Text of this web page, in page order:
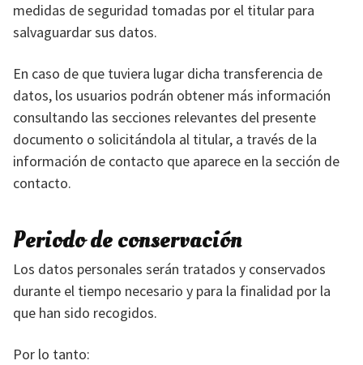
medidas de seguridad tomadas por el titular para
salvaguardar sus datos.
En caso de que tuviera lugar dicha transferencia de
datos, los usuarios podrán obtener más información
consultando las secciones relevantes del presente
documento o solicitándola al titular, a través de la
información de contacto que aparece en la sección de
contacto.
Periodo de conservación
Los datos personales serán tratados y conservados
durante el tiempo necesario y para la finalidad por la
que han sido recogidos.
Por lo tanto: